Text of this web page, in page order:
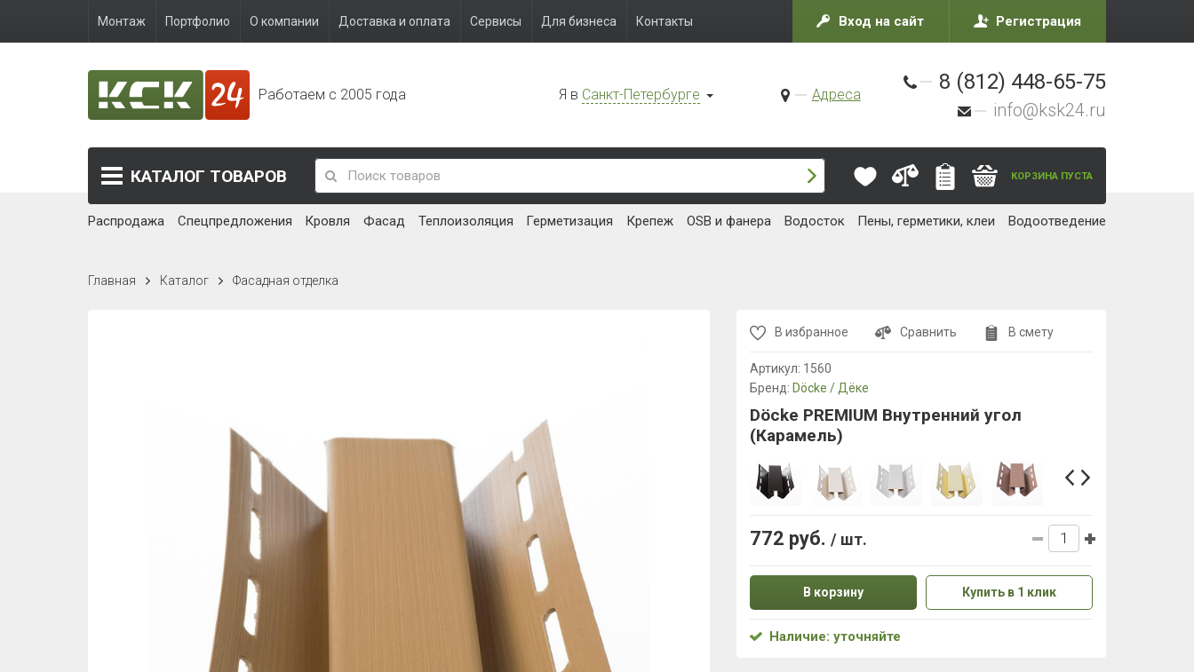
Монтаж Портфолио О компании Доставка и оплата Сервисы Для бизнеса Контакты Вход на сайт Регистрация
Работаем с 2005 года Я в Санкт-Петербурге Адреса
8 (812) 448-65-75
info@ksk24.ru
КАТАЛОГ ТОВАРОВ КОРЗИНА ПУСТА
Распродажа Спецпредложения Кровля Фасад Теплоизоляция Герметизация Крепеж OSB и фанера Водосток Пены, герметики, клеи Водоотведение
Главная Каталог Фасадная отделка
В избранное Сравнить В смету
Артикул: 1560
Бренд: Döcke / Дёке
Döcke PREMIUM Внутренний угол
(Карамель)
772 руб. / шт.
В корзину Купить в 1 клик
Наличие: уточняйте